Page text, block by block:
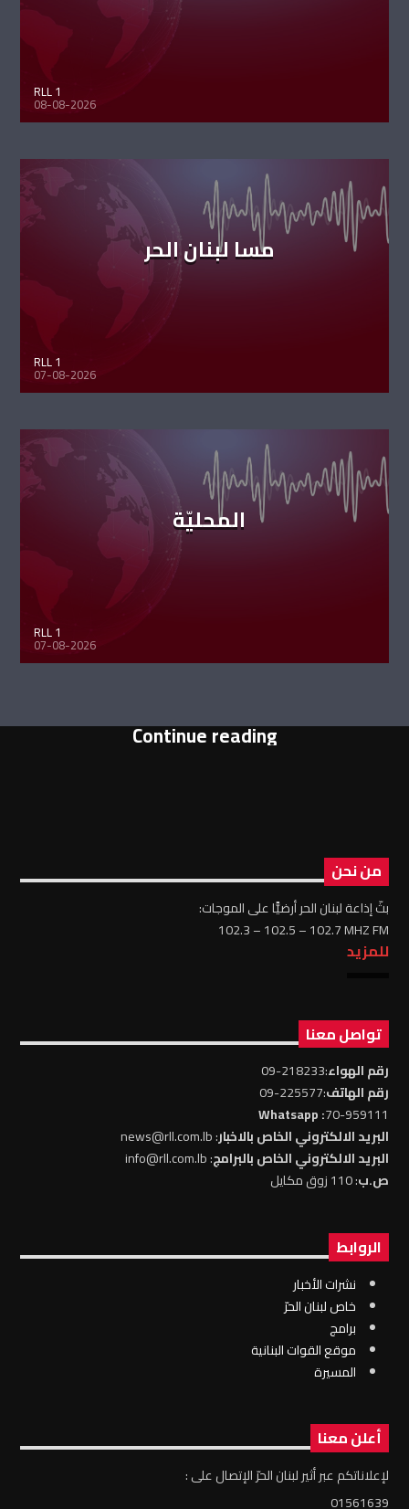
RLL 1
08-08-2026
مسا لبنان الحر
RLL 1
07-08-2026
المحليّة
RLL 1
07-08-2026
Continue reading
من نحن
بثّ إذاعة لبنان الحر أرضيًّا على الموجات:
102.3 – 102.5 – 102.7 MHZ FM
للمزيد
تواصل معنا
رقم الهواء:218233-09
رقم الهاتف:225577-09
70-959111
: Whatsapp
البريد الالكتروني الخاص بالاخبار: news@rll.com.lb
البريد الالكتروني الخاص بالبرامج: info@rll.com.lb
ص.ب: 110 زوق مكايل
الروابط
نشرات الأخبار
خاص لبنان الحرّ
برامج
موقع القوات البنانية
المسيرة
أعلن معنا
لإعلاناتكم عبر أثير لبنان الحرّ الإتصال على :
01561639